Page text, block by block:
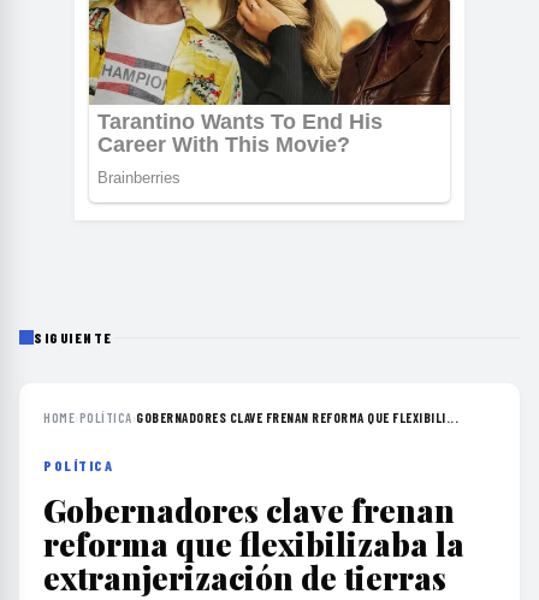
SIGUIENTE
HOME›POLÍTICA›GOBERNADORES CLAVE FRENAN REFORMA QUE FLEXIBILI...
POLÍTICA
Gobernadores clave frenan
reforma que flexibilizaba la
extranjerización de tierras